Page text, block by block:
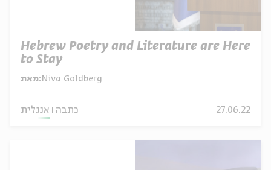
Hebrew Poetry and Literature are Here
to Stay
מאת: Niva Goldberg
אנגלית כתבה 27.06.22